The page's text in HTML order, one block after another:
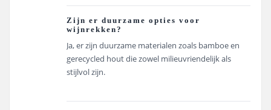
Zijn er duurzame opties voor
wijnrekken?
Ja, er zijn duurzame materialen zoals bamboe en
gerecycled hout die zowel milieuvriendelijk als
stijlvol zijn.